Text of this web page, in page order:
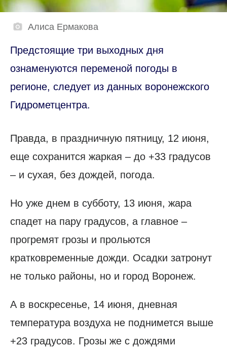
Алиса Ермакова
Предстоящие три выходных дня
ознаменуются переменой погоды в
регионе, следует из данных воронежского
Гидрометцентра.
Правда, в праздничную пятницу, 12 июня,
еще сохранится жаркая – до +33 градусов
– и сухая, без дождей, погода.
Но уже днем в субботу, 13 июня, жара
спадет на пару градусов, а главное –
прогремят грозы и прольются
кратковременные дожди. Осадки затронут
не только районы, но и город Воронеж.
А в воскресенье, 14 июня, дневная
температура воздуха не поднимется выше
+23 градусов. Грозы же с дождями